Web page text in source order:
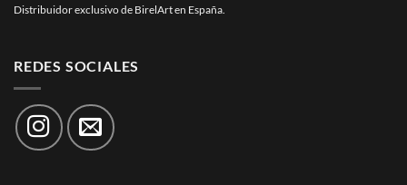
Distribuidor exclusivo de BirelArt en España.
REDES SOCIALES